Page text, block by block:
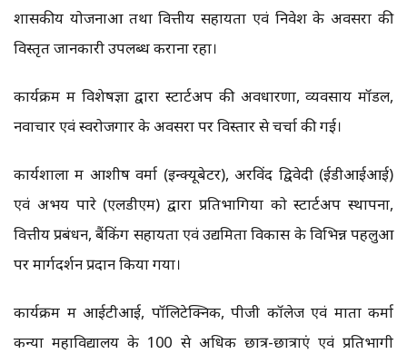
शासकीय योजनाओं तथा वित्तीय सहायता एवं निवेश के अवसरों की
विस्तृत जानकारी उपलब्ध कराना रहा।
कार्यक्रम में विशेषज्ञों द्वारा स्टार्टअप की अवधारणा, व्यवसाय मॉडल,
नवाचार एवं स्वरोजगार के अवसरों पर विस्तार से चर्चा की गई।
कार्यशाला में आशीष वर्मा (इन्क्यूबेटर), अरविंद द्विवेदी (ईडीआईआई)
एवं अभय पारे (एलडीएम) द्वारा प्रतिभागियों को स्टार्टअप स्थापना,
वित्तीय प्रबंधन, बैंकिंग सहायता एवं उद्यमिता विकास के विभिन्न पहलुओं
पर मार्गदर्शन प्रदान किया गया।
कार्यक्रम में आईटीआई, पॉलिटेक्निक, पीजी कॉलेज एवं माता कर्मा
कन्या महाविद्यालय के 100 से अधिक छात्र-छात्राएं एवं प्रतिभागी